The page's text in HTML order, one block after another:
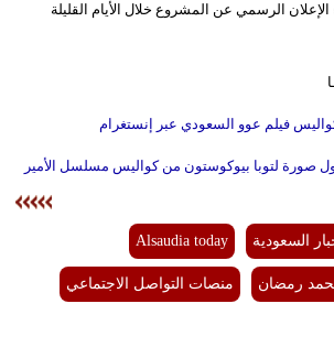
الإعلان الرسمي عن المشروع خلال الأيام القليلة
فيلم عوو السعودي عبر إنستغرام
صورة لتوبا بيوكوستون من كواليس مسلسل الأمير
السعودية Alsaudia today
رمضان منصات التواصل الاجتماعي